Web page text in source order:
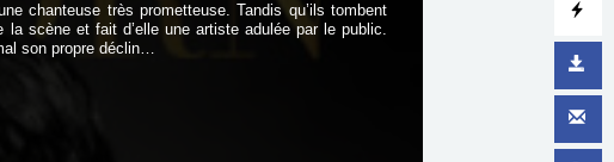
chanteuse très prometteuse. Tandis qu’ils tombent
la scène et fait d’elle une artiste adulée par le public.
son propre déclin…